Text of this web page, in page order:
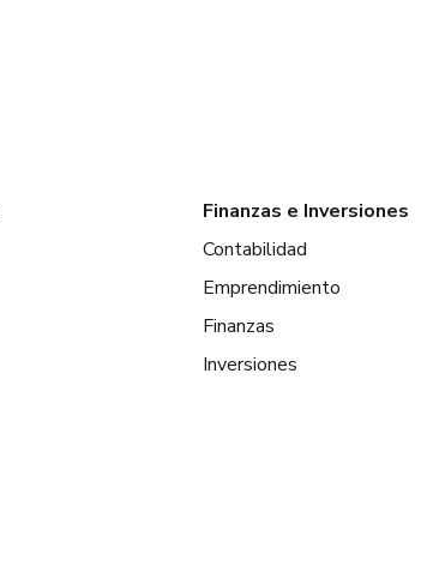
Finanzas e Inversiones
Contabilidad
Emprendimiento
Finanzas
Inversiones